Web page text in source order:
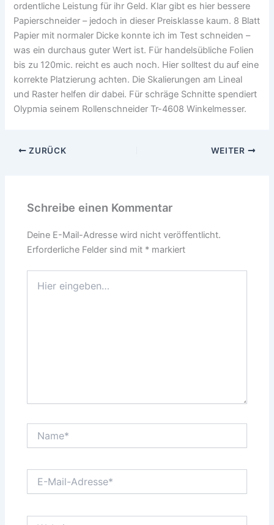
ordentliche Leistung für ihr Geld. Klar gibt es hier bessere
Papierschneider – jedoch in dieser Preisklasse kaum. 8 Blatt
Papier mit normaler Dicke konnte ich im Test schneiden –
was ein durchaus guter Wert ist. Für handelsübliche Folien
bis zu 120mic. reicht es auch noch. Hier solltest du auf eine
korrekte Platzierung achten. Die Skalierungen am Lineal
und Raster helfen dir dabei. Für schräge Schnitte spendiert
Olypmia seinem Rollenschneider Tr-4608 Winkelmesser.
ZURÜCK WEITER
Schreibe einen Kommentar
Deine E-Mail-Adresse wird nicht veröffentlicht.
Erforderliche Felder sind mit * markiert
eingeben…
Mail-